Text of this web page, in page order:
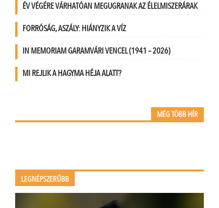
ÉV VÉGÉRE VÁRHATÓAN MEGUGRANAK AZ ÉLELMISZERÁRAK
FORRÓSÁG, ASZÁLY: HIÁNYZIK A VÍZ
IN MEMORIAM GARAMVÁRI VENCEL (1941 – 2026)
MI REJLIK A HAGYMA HÉJA ALATT?
MÉG TÖBB HÍR
LEGNÉPSZERŰBB